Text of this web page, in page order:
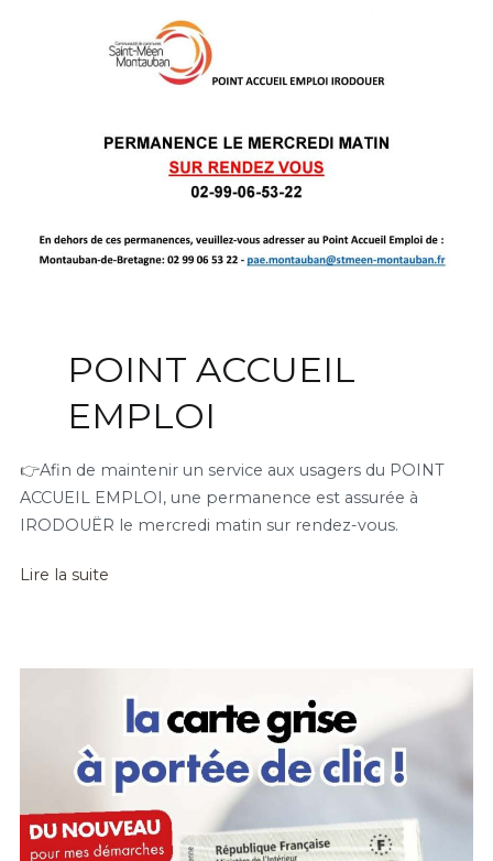
POINT ACCUEIL
EMPLOI
👉Afin de maintenir un service aux usagers du POINT
ACCUEIL EMPLOI, une permanence est assurée à
IRODOUËR le mercredi matin sur rendez-vous.
Lire la suite